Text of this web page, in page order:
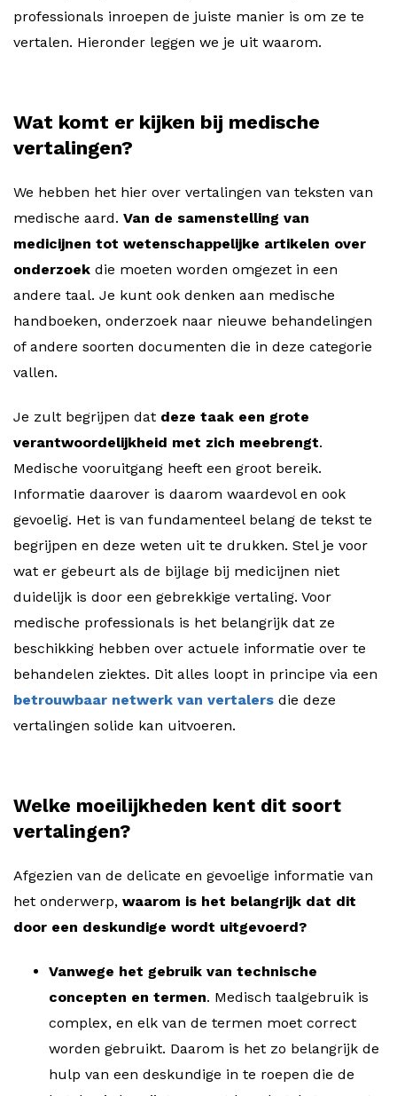
professionals inroepen de juiste manier is om ze te
vertalen. Hieronder leggen we je uit waarom.
Wat komt er kijken bij medische
vertalingen?
We hebben het hier over vertalingen van teksten van
medische aard. Van de samenstelling van
medicijnen tot wetenschappelijke artikelen over
onderzoek die moeten worden omgezet in een
andere taal. Je kunt ook denken aan medische
handboeken, onderzoek naar nieuwe behandelingen
of andere soorten documenten die in deze categorie
vallen.
Je zult begrijpen dat deze taak een grote
verantwoordelijkheid met zich meebrengt.
Medische vooruitgang heeft een groot bereik.
Informatie daarover is daarom waardevol en ook
gevoelig. Het is van fundamenteel belang de tekst te
begrijpen en deze weten uit te drukken. Stel je voor
wat er gebeurt als de bijlage bij medicijnen niet
duidelijk is door een gebrekkige vertaling. Voor
medische professionals is het belangrijk dat ze
beschikking hebben over actuele informatie over te
behandelen ziektes. Dit alles loopt in principe via een
betrouwbaar netwerk van vertalers die deze
vertalingen solide kan uitvoeren.
Welke moeilijkheden kent dit soort
vertalingen?
Afgezien van de delicate en gevoelige informatie van
het onderwerp, waarom is het belangrijk dat dit
door een deskundige wordt uitgevoerd?
Vanwege het gebruik van technische
concepten en termen. Medisch taalgebruik is
complex, en elk van de termen moet correct
worden gebruikt. Daarom is het zo belangrijk de
hulp van een deskundige in te roepen die de